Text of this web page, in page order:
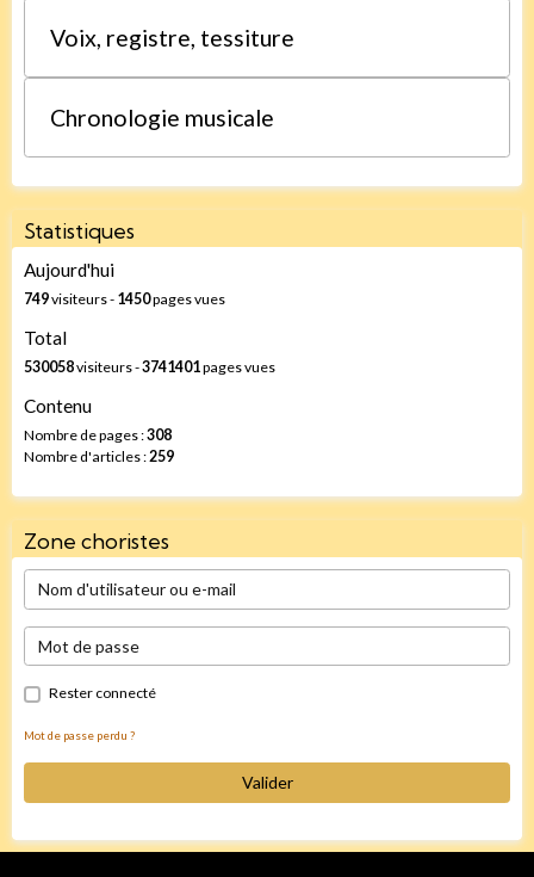
Voix, registre, tessiture
Chronologie musicale
Statistiques
Aujourd'hui
749visiteurs - 1450pages vues
Total
530058visiteurs -3741401pages vues
Contenu
Nombre de pages :308
Nombre d'articles :259
Zone choristes
Rester connecté
Mot de passe perdu ?
Valider